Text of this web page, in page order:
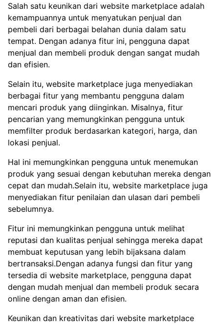
Salah satu keunikan dari website marketplace adalah
kemampuannya untuk menyatukan penjual dan
pembeli dari berbagai belahan dunia dalam satu
tempat. Dengan adanya fitur ini, pengguna dapat
menjual dan membeli produk dengan sangat mudah
dan efisien.
Selain itu, website marketplace juga menyediakan
berbagai fitur yang membantu pengguna dalam
mencari produk yang diinginkan. Misalnya, fitur
pencarian yang memungkinkan pengguna untuk
memfilter produk berdasarkan kategori, harga, dan
lokasi penjual.
Hal ini memungkinkan pengguna untuk menemukan
produk yang sesuai dengan kebutuhan mereka dengan
cepat dan mudah.Selain itu, website marketplace juga
menyediakan fitur penilaian dan ulasan dari pembeli
sebelumnya.
Fitur ini memungkinkan pengguna untuk melihat
reputasi dan kualitas penjual sehingga mereka dapat
membuat keputusan yang lebih bijaksana dalam
bertransaksi.Dengan adanya fungsi dan fitur yang
tersedia di website marketplace, pengguna dapat
dengan mudah menjual dan membeli produk secara
online dengan aman dan efisien.
Keunikan dan kreativitas dari website marketplace